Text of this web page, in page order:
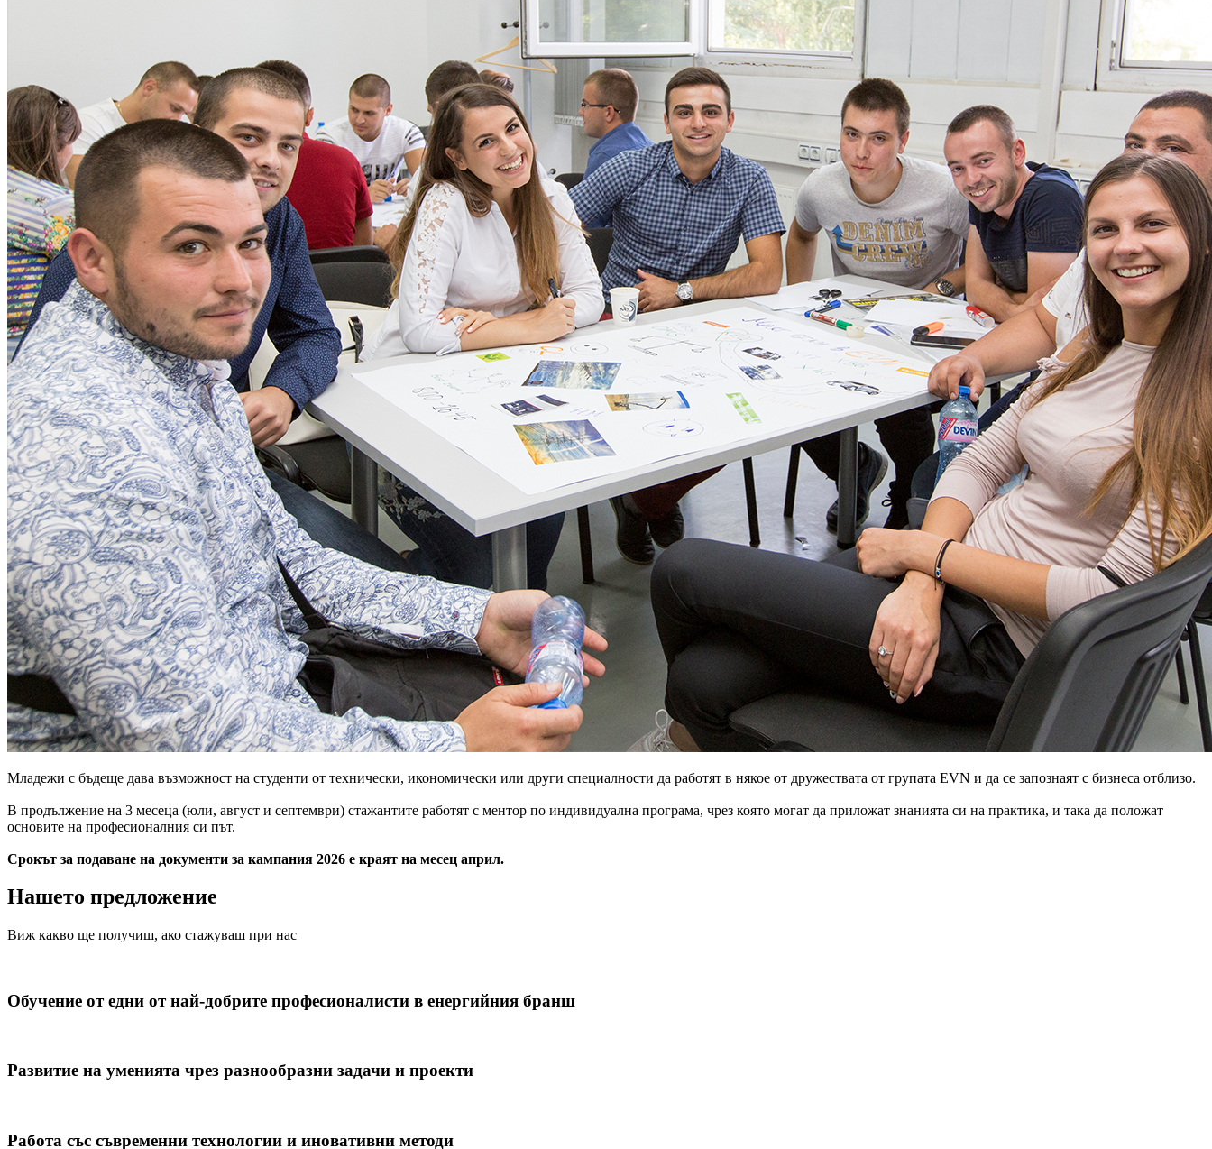
Младежи с бъдеще дава възможност на студенти от технически, икономически или други специалности да работят в някое от дружествата от групата EVN и да се запознаят с бизнеса отблизо.
В продължение на 3 месеца (юли, август и септември) стажантите работят с ментор по индивидуална програма, чрез която могат да приложат знанията си на практика, и така да положат
основите на професионалния си път.
Срокът за подаване на документи за кампания 2026 е краят на месец април.
Нашето предложение
Виж какво ще получиш, ако стажуваш при нас
Обучение от едни от най-добрите професионалисти в енергийния бранш
Развитие на уменията чрез разнообразни задачи и проекти
Работа със съвременни технологии и иновативни методи